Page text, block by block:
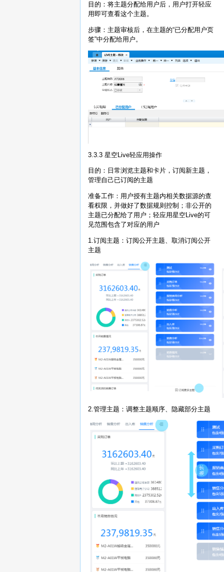
目的：将主题分配给用户后，用户打开轻应
用即可查看这个主题。
步骤：主题审核后，在主题的“已分配用户页
签”中分配给用户。
3.3.3 星空Live轻应用操作
目的：日常浏览主题和卡片，订阅新主题，
管理自己已订阅的主题
准备工作：用户授有主题内相关数据源的查
看权限，并做好了数据规则控制；非公开的
主题已分配给了用户；轻应用星空Live的可
见范围包含了对应的用户
1.订阅主题：订阅公开主题、取消订阅公开
主题
2.管理主题：调整主题顺序、隐藏部分主题